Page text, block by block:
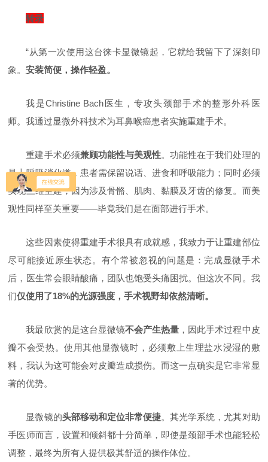
转录
“从第一次使用这台徕卡显微镜起，它就给我留下了深刻印
象。安装简便，操作轻盈。
我是Christine Bach医生，专攻头颈部手术的整形外科医
师。我通过显微外科技术为耳鼻喉癌患者实施重建手术。
重建手术必须兼顾功能性与美观性。功能性在于我们处理的
是上呼吸消化道，患者需保留说话、进食和呼吸能力；同时必须
实现三维重建，因为涉及骨骼、肌肉、黏膜及牙齿的修复。而美
观性同样至关重要——毕竟我们是在面部进行手术。
这些因素使得重建手术很具有成就感，我致力于让重建部位
尽可能接近原生状态。有个常被忽视的问题是：完成显微手术
后，医生常会眼睛酸痛，团队也饱受头痛困扰。但这次不同。我
们仅使用了18%的光源强度，手术视野却依然清晰。
我最欣赏的是这台显微镜不会产生热量 ， 因此手术过程中皮
瓣不会受热。使用其他显微镜时，必须敷上生理盐水浸湿的敷
料，我认为这可能会对皮瓣造成损伤。而这一点确实是它非常显
著的优势。
显微镜的头部移动和定位非常便捷。其光学系统，尤其对助
手医师而言，设置和倾斜都十分简单，即使是颈部手术也能轻松
调整，最终为所有人提供极其舒适的操作体位。